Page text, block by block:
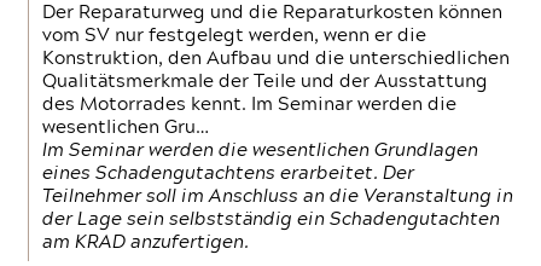
Der Reparaturweg und die Reparaturkosten können
vom SV nur festgelegt werden, wenn er die
Konstruktion, den Aufbau und die unterschiedlichen
Qualitätsmerkmale der Teile und der Ausstattung
des Motorrades kennt. Im Seminar werden die
wesentlichen Gru…
Im Seminar werden die wesentlichen Grundlagen
eines Schadengutachtens erarbeitet. Der
Teilnehmer soll im Anschluss an die Veranstaltung in
der Lage sein selbstständig ein Schadengutachten
am KRAD anzufertigen.